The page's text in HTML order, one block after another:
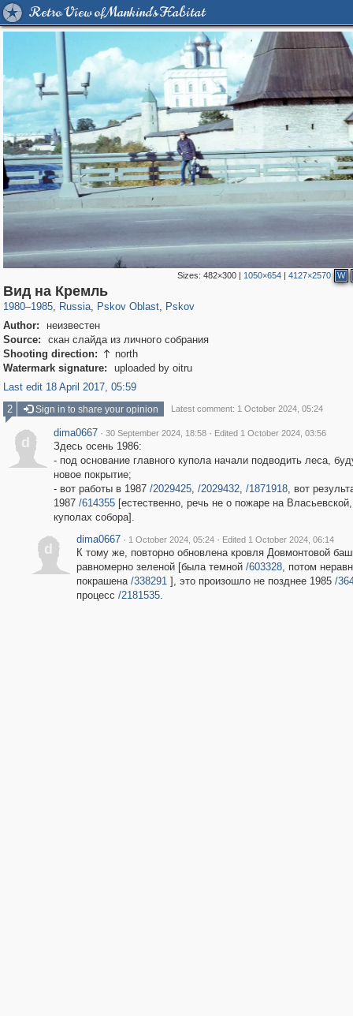
Retro View of Mankind's Habitat
Sizes:482×300 | 1050×654 |4127×2570 W
Вид на Кремль
1980–1985, Russia
1,405,929
, Pskov Oblast
17,696
, Pskov
Author:
неизвестен
Source:
скан слайда из личного собрания
Shooting direction:  north
Watermark signature:
uploaded by oitru
Last edit 18 April 2017, 05:59
2
Sign in to share your opinion Latest comment: 1 October 2024, 05:24
d
dima0667 · 30 September 2024, 18:58 · Edited 1 October 2024, 03:56
Здесь осень 1986:
- под основание главного купола начали подводить леса,
новое покрытие;
- вот работы в 1987 /2029425, /2029432, /1871918, вот
1987 /614355[естественно, речь не о пожаре на
куполах собора].
d
dima0667 · 1 October 2024, 05:24 · Edited 1 October 2024, 06:14
К тому же, повторно обновлена кровля Довмонтовой
равномерно зеленой [была темной /603328, потом
покрашена /338291], это произошло не позднее 1985 /
процесс /2181535.